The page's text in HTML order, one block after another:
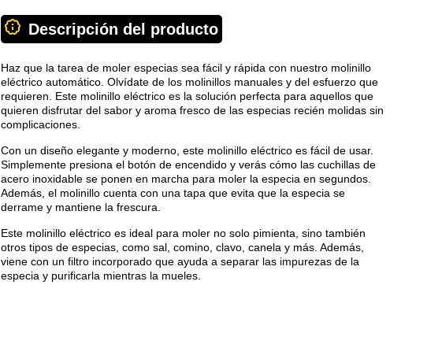
Descripción del producto
Haz que la tarea de moler especias sea fácil y rápida con nuestro molinillo
eléctrico automático. Olvídate de los molinillos manuales y del esfuerzo que
requieren. Este molinillo eléctrico es la solución perfecta para aquellos que
quieren disfrutar del sabor y aroma fresco de las especias recién molidas sin
complicaciones.
Con un diseño elegante y moderno, este molinillo eléctrico es fácil de usar.
Simplemente presiona el botón de encendido y verás cómo las cuchillas de
acero inoxidable se ponen en marcha para moler la especia en segundos.
Además, el molinillo cuenta con una tapa que evita que la especia se
derrame y mantiene la frescura.
Este molinillo eléctrico es ideal para moler no solo pimienta, sino también
otros tipos de especias, como sal, comino, clavo, canela y más. Además,
viene con un filtro incorporado que ayuda a separar las impurezas de la
especia y purificarla mientras la mueles.